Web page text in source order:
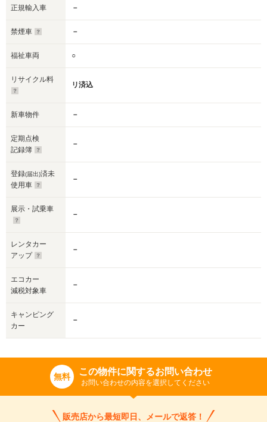
正規輸入車 －
禁煙車 －
福祉車両 ○
リサイクル料
リ済込
新車物件 －
定期点検
記録簿
－
登録(届出)済未
使用車
－
展示・試乗車
－
レンタカー
アップ
－
エコカー
減税対象車
－
キャンピング
カー
－
無料 この物件に関するお問い合わせ
お問い合わせの内容を選択してください
販売店から最短即日、メールで返答！